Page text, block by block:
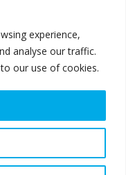
experience,
analyse our traffic.
our use of cookies.
号楼3层3F